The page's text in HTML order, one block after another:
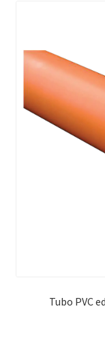
Tubo PVC